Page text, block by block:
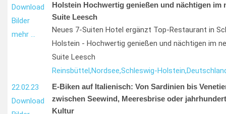
Download
Bilder
mehr …
Holstein Hochwertig genießen und nächtigen im
Suite Leesch
Neues 7-Suiten Hotel ergänzt Top-Restaurant in
Holstein - Hochwertig genießen und nächtigen im
Suite Leesch
Reinsbüttel,Nordsee,Schleswig-Holstein,
22.02.23
Download
E-Biken auf Italienisch: Von Sardinien bis
zwischen Seewind, Meeresbrise oder
Kultur